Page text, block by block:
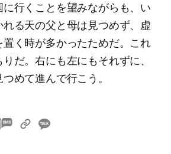
行くことを望みながらも、い
る天の父と母は見つめず、虚
置く時が多かったためだ。これ
だ。右にも左にもそれずに、
めて進んで行こう。
카